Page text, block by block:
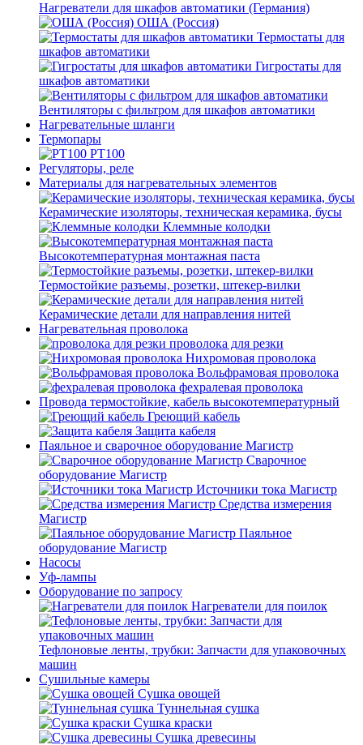
Нагреватели для шкафов автоматики (Германия)
ОША (Россия)
Термостаты для
шкафов автоматики
Гигростаты для
шкафов автоматики
Вентиляторы с фильтром для шкафов автоматики
Нагревательные шланги
Термопары
PT100
Регуляторы, реле
Материалы для нагревательных элементов
Керамические изоляторы, техническая керамика, бусы
Клеммные колодки
Высокотемпературная монтажная паста
Термостойкие разъемы, розетки, штекер-вилки
Керамические детали для направления нитей
Нагревательная проволока
проволока для резки
Нихромовая проволока
Вольфрамовая проволока
фехралевая проволока
Провода термостойкие, кабель высокотемпературный
Греющий кабель
Защита кабеля
Паяльное и сварочное оборудование Магистр
Сварочное
оборудование Магистр
Источники тока Магистр
Средства измерения
Магистр
Паяльное
оборудование Магистр
Насосы
Уф-лампы
Оборудование по запросу
Нагреватели для поилок
Тефлоновые ленты, трубки: Запчасти для упаковочных
машин
Сушильные камеры
Сушка овощей
Туннельная сушка
Сушка краски
Сушка древесины